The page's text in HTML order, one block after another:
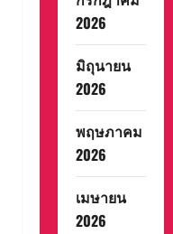
2026
มิถุนายน
2026
พฤษภาคม
2026
เมษายน
2026